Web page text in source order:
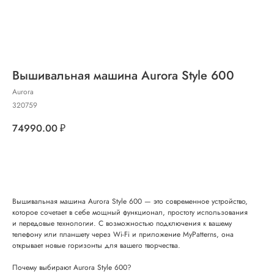
Вышивальная машина Aurora Style 600
Aurora
320759
74990.00₽
Вышивальная машина Aurora Style 600 — это современное устройство,
которое сочетает в себе мощный функционал, простоту использования
и передовые технологии. С возможностью подключения к вашему
телефону или планшету через Wi-Fi и приложение MyPatterns, она
открывает новые горизонты для вашего творчества.
Почему выбирают Aurora Style 600?